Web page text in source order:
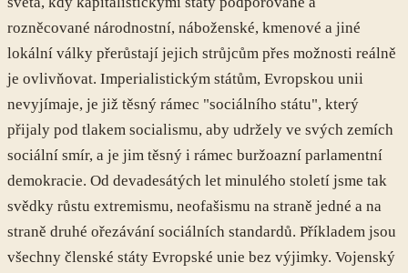
rozněcované národnostní, náboženské, kmenové a jiné
lokální války přerůstají jejich strůjcům přes možnosti reálně
je ovlivňovat. Imperialistickým státům, Evropskou unii
nevyjímaje, je již těsný rámec "sociálního státu", který
přijaly pod tlakem socialismu, aby udržely ve svých zemích
sociální smír, a je jim těsný i rámec buržoazní parlamentní
demokracie. Od devadesátých let minulého století jsme tak
svědky růstu extremismu, neofašismu na straně jedné a na
straně druhé ořezávání sociálních standardů. Příkladem jsou
všechny členské státy Evropské unie bez výjimky. Vojenský